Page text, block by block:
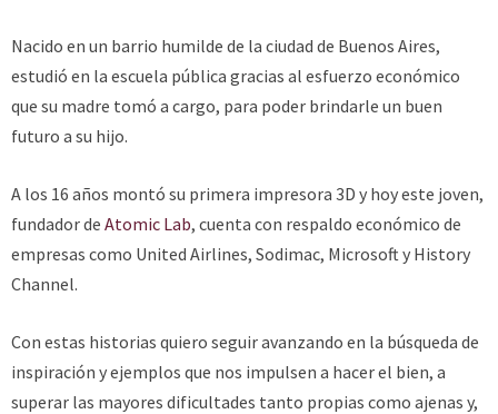
Nacido en un barrio humilde de la ciudad de Buenos Aires,
estudió en la escuela pública gracias al esfuerzo económico
que su madre tomó a cargo, para poder brindarle un buen
futuro a su hijo.
A los 16 años montó su primera impresora 3D y hoy este joven,
fundador de Atomic Lab, cuenta con respaldo económico de
empresas como United Airlines, Sodimac, Microsoft y History
Channel.
Con estas historias quiero seguir avanzando en la búsqueda de
inspiración y ejemplos que nos impulsen a hacer el bien, a
superar las mayores dificultades tanto propias como ajenas y,